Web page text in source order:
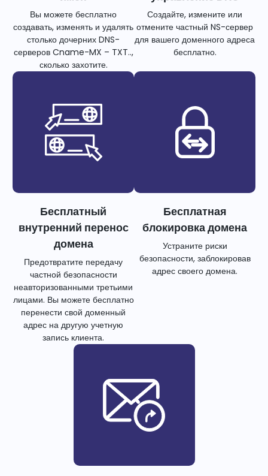
Вы можете бесплатно
создавать, изменять и удалять
столько дочерних DNS-
серверов Cname-MX – TXT..,
сколько захотите.
Создайте, измените или
отмените частный NS-сервер
для вашего доменного адреса
бесплатно.
Бесплатный
внутренний перенос
домена
Предотвратите передачу
частной безопасности
неавторизованными третьими
лицами. Вы можете бесплатно
перенести свой доменный
адрес на другую учетную
запись клиента.
Бесплатная
блокировка домена
Устраните риски
безопасности, заблокировав
адрес своего домена.